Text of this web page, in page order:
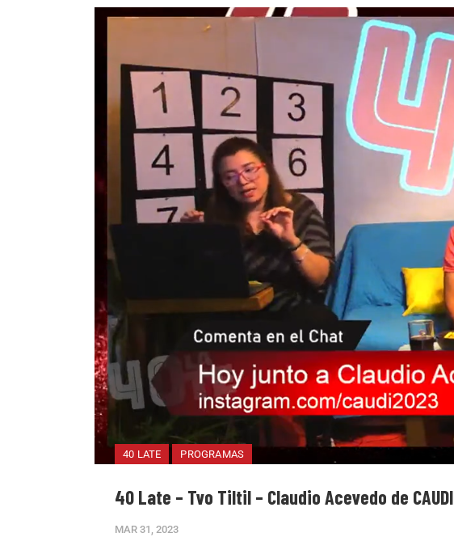
40 LATE PROGRAMAS
40 Late – Tvo Tiltil – Claudio Acevedo de CAUDI
MAR 31, 2023